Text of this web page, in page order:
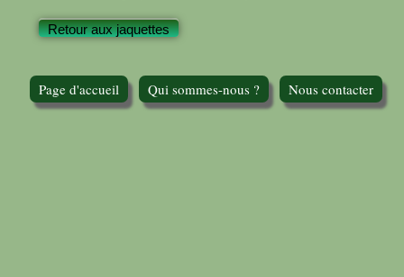
Retour aux jaquettes
Page d'accueil Qui sommes-nous ? Nous contacter